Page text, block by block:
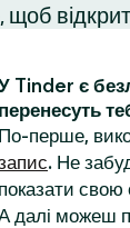
Tinder є
перенесуть
По-перше,
. Не
показати свою
далі можеш